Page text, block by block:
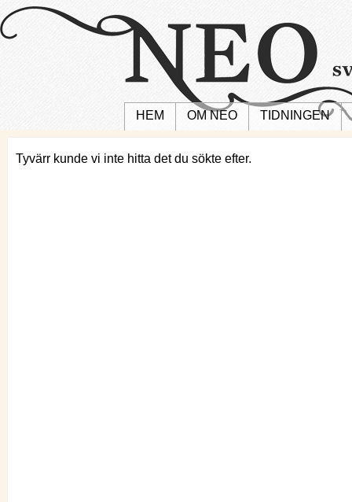
HEM OM NEO TIDNINGEN
Tyvärr kunde vi inte hitta det du sökte efter.